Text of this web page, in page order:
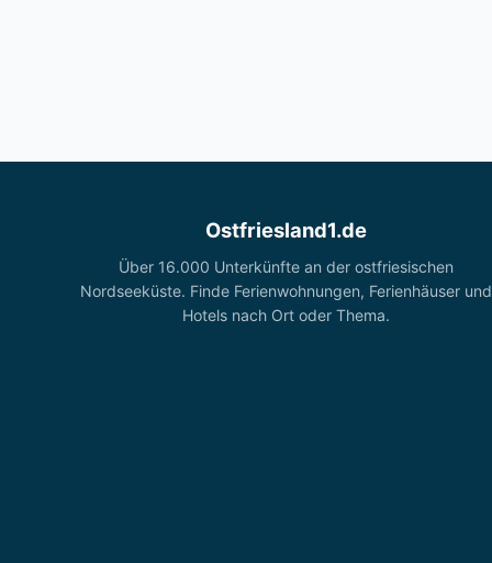
Ostfriesland1.de
Über 16.000 Unterkünfte an der ostfriesischen
Nordseeküste. Finde Ferienwohnungen, Ferienhäuser und
Hotels nach Ort oder Thema.